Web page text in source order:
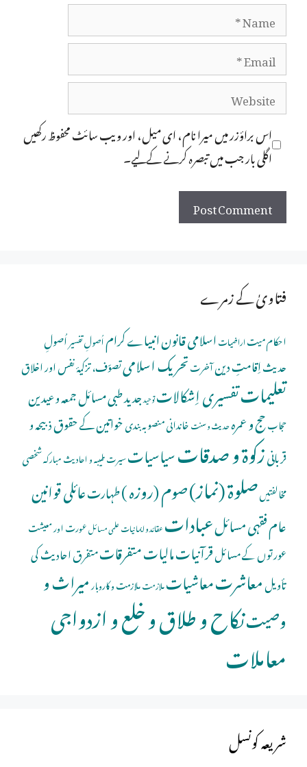
Name
Email
Website
اس براؤزر میں میرا نام، ای میل، اور ویب سائٹ محفوظ رکھیں
اگلی بار جب میں تبصرہ کرنے کےلیے۔
فتاویٰ کے زمرے
احکام میتاراضیاتاسلامی قانونانبیاے کراماُصولِ تفسیراُصولِ
حدیثاِقامتِ دینآخرتتحریک اسلامیتصوّف، تزکیۂ نفس اور اخلاق
تعلیماتتفسیری اِشکالاتتوحیدجدید طبی مسائلجمعہ و عیدین
حجابحج و عمرہحدیث و سنتخاندانی منصوبہ بندیخواتین کے حقوقذبیحہ و
قربانیزکوۃ و صدقاتسیاسیاتسیرت طیبہ و احادیث مبارکہشخصی
مخالفتیںصلوة (نماز)صوم (روزہ )طہارتعائلی قوانین
عام فقہی مسائلعباداتعقائد و ایمانیاتعلمی مسائلعورت اور معیشت
عورتوں کے مسائلقرآنیاتمالیاتمتفرقاتمتفرق احادیث کی
تأویلمعاشرتمعاشیاتملازمتملازمت و کاروبارمیراث و
وصیتنکاح و طلاق و خلع و ازدواجی
معاملات
شریعہ کونسل